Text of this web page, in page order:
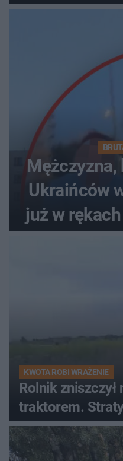
Mężczyzna,
Ukraińców
już w
KWOTA ROBI WRAŻENIE
Rolnik
traktorem.